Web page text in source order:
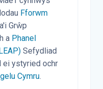
Fforwm
a'i Grŵp
a Phanel
Sefydliad
ei ystyried ochr
Cymru.